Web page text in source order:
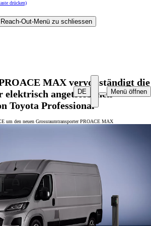
drücken)
Out-Menü zu schliessen
DE Menü öffnen
MAX vervollständigt die
elektrisch angetriebenen
Toyota Professional
um den neuen Grossraumtransporter PROACE MAX